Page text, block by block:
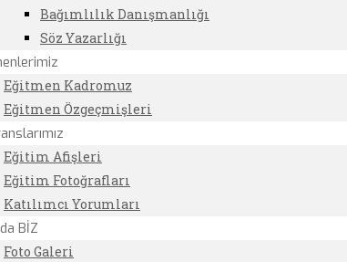
Bağımlılık Danışmanlığı
Söz Yazarlığı
Eğitmen Kadromuz
Eğitmen Özgeçmişleri
Eğitim Afişleri
Eğitim Fotoğrafları
Katılımcı Yorumları
BİZ
Foto Galeri